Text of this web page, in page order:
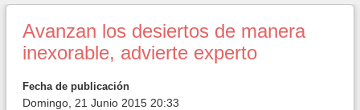
Avanzan los desiertos de manera
inexorable, advierte experto
Fecha de publicación
Domingo, 21 Junio 2015 20:33